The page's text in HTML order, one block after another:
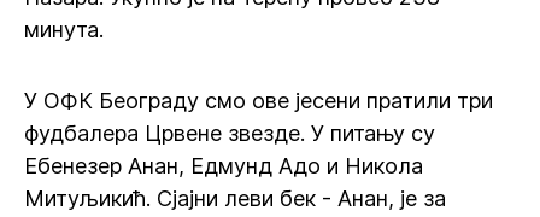
минута.
У ОФК Београду смо ове јесени пратили три
фудбалера Црвене звезде. У питању су
Ебенезер Анан, Едмунд Адо и Никола
Митуљикић. Сјајни леви бек - Анан, је за